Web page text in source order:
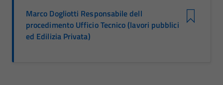
Marco Dogliotti Responsabile dell
procedimento Ufficio Tecnico (lavori pubblici
ed Edilizia Privata)